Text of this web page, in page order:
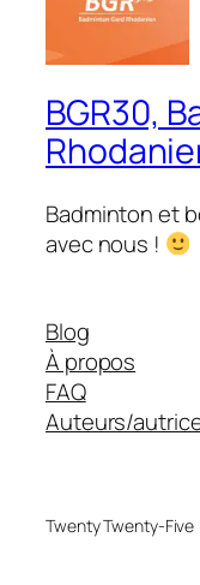
BGR30,
Badminton et
avec nous !
Blog
À propos
FAQ
Auteurs/
Twenty Twenty-Five